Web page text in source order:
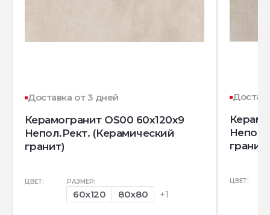
Доставка от 3 дней
Керамогранит OS00 60x120x9
Непол.Рект. (Керамический
гранит)
ЦВЕТ: РАЗМЕР:
60x120 80x80 +1
гранит)
ЦВЕТ: